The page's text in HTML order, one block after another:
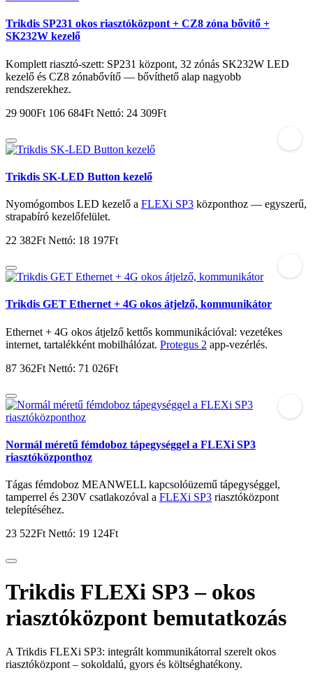
Trikdis SP231 okos riasztóközpont + CZ8 zóna bővítő +
SK232W kezelő
Komplett riasztó-szett: SP231 központ, 32 zónás SK232W LED
kezelő és CZ8 zónabővítő — bővíthető alap nagyobb
rendszerekhez.
29 900Ft 106 684Ft Nettó: 24 309Ft
Trikdis SK-LED Button kezelő
Nyomógombos LED kezelő a FLEXi SP3 központhoz — egyszerű,
strapabíró kezelőfelület.
22 382Ft Nettó: 18 197Ft
Trikdis GET Ethernet + 4G okos átjelző, kommunikátor
Ethernet + 4G okos átjelző kettős kommunikációval: vezetékes
internet, tartalékként mobilhálózat. Protegus 2 app-vezérlés.
87 362Ft Nettó: 71 026Ft
Normál méretű fémdoboz tápegységgel a FLEXi SP3
riasztóközponthoz
Tágas fémdoboz MEANWELL kapcsolóüzemű tápegységgel,
tamperrel és 230V csatlakozóval a FLEXi SP3 riasztóközpont
telepítéséhez.
23 522Ft Nettó: 19 124Ft
Trikdis FLEXi SP3 – okos
riasztóközpont bemutatkozás
A Trikdis FLEXi SP3: integrált kommunikátorral szerelt okos
riasztóközpont – sokoldalú, gyors és költséghatékony.